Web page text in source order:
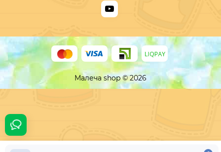
Малеча shop © 2026